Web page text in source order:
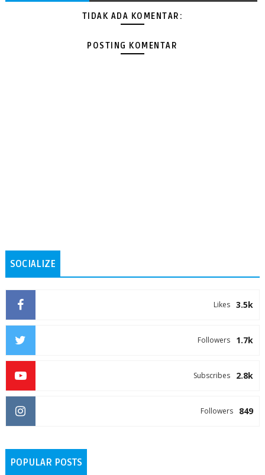
TIDAK ADA KOMENTAR:
POSTING KOMENTAR
SOCIALIZE
3.5k
Likes
1.7k
Followers
2.8k
Subscribes
849
Followers
POPULAR POSTS